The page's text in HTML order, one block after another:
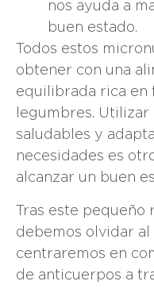
nos ayuda a
buen estado.
Todos estos
obtener con una
equilibrada rica en
legumbres.
saludables y
necesidades es
alcanzar un buen
Tras este
debemos olvidar al
centraremos en
de anticuerpos a